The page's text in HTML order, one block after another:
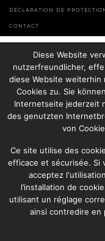
DÉCLARATION DE
CONTACT
Diese Website
nutzerfreundlicher,
diese Website weiterhin
Cookies zu. Sie
Internetseite jederzeit
des genutzten
von
Ce site utilise des
efficace et sécurisée. Si
acceptez
l’installation de
utilisant un réglage
ainsi contredire en